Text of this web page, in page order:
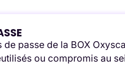
passe de la BOX
ou compromis au